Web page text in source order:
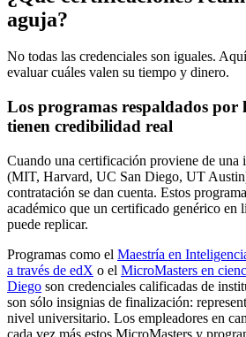
aguja?
No todas las credenciales son iguales.
evaluar cuáles valen su tiempo y dinero.
Los programas respaldados por
tienen credibilidad real
Cuando una certificación proviene de una
(MIT, Harvard, UC San Diego, UT
contratación se dan cuenta. Estos
académico que un certificado genérico en
puede replicar.
Programas como el Maestría en
a través de edX o el MicroMasters en
Diego son credenciales calificadas de
son sólo insignias de finalización:
nivel universitario. Los empleadores en
cada vez más estos MicroMasters y